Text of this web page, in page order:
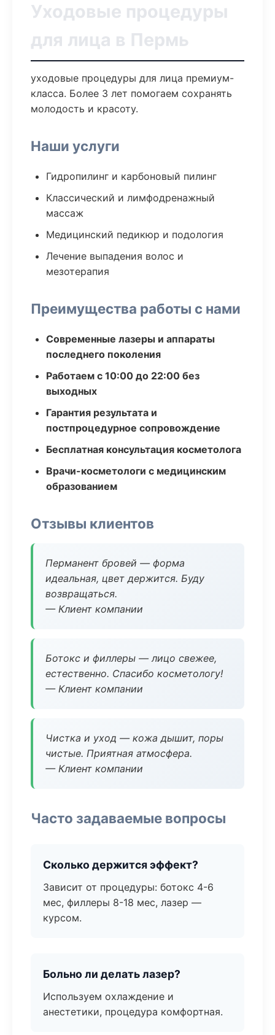
Уходовые процедуры
для лица в Пермь
уходовые процедуры для лица премиум-
класса. Более 3 лет помогаем сохранять
молодость и красоту.
Наши услуги
Гидропилинг и карбоновый пилинг
Классический и лимфодренажный
массаж
Медицинский педикюр и подология
Лечение выпадения волос и
мезотерапия
Преимущества работы с нами
Современные лазеры и аппараты
последнего поколения
Работаем с 10:00 до 22:00 без
выходных
Гарантия результата и
постпроцедурное сопровождение
Бесплатная консультация косметолога
Врачи-косметологи с медицинским
образованием
Отзывы клиентов
Перманент бровей — форма
идеальная, цвет держится. Буду
возвращаться.
— Клиент компании
Ботокс и филлеры — лицо свежее,
естественно. Спасибо косметологу!
— Клиент компании
Чистка и уход — кожа дышит, поры
чистые. Приятная атмосфера.
— Клиент компании
Часто задаваемые вопросы
Сколько держится эффект?
Зависит от процедуры: ботокс 4-6
мес, филлеры 8-18 мес, лазер —
курсом.
Больно ли делать лазер?
Используем охлаждение и
анестетики, процедура комфортная.